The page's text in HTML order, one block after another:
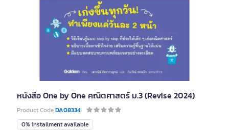
หนังสือ One by One คณิตศาสตร์ ม.3 (Revise 2024)
Product CodeDA08334
0% installment available